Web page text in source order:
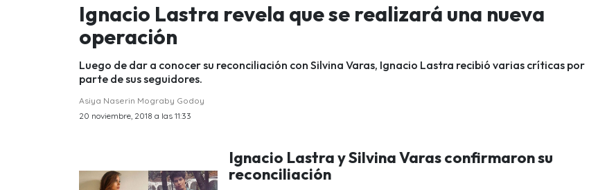
Ignacio Lastra revela que se realizará una nueva
operación
Luego de dar a conocer su reconciliación con Silvina Varas, Ignacio Lastra recibió varias críticas por
parte de sus seguidores.
Asiya Naserin Mograby Godoy
20 noviembre, 2018 a las 11:33
Ignacio Lastra y Silvina Varas confirmaron su
reconciliación